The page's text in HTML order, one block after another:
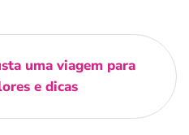
uma viagem para
e dicas